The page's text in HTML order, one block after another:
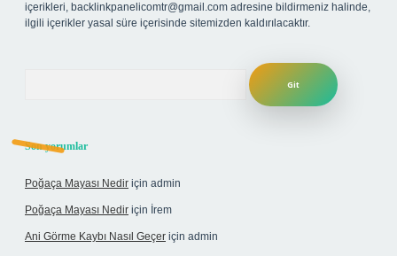
içerikleri, backlinkpanelicomtr@gmail.com adresine bildirmeniz halinde,
ilgili içerikler yasal süre içerisinde sitemizden kaldırılacaktır.
Son yorumlar
Poğaça Mayası Nedir için admin
Poğaça Mayası Nedir için İrem
Ani Görme Kaybı Nasıl Geçer için admin